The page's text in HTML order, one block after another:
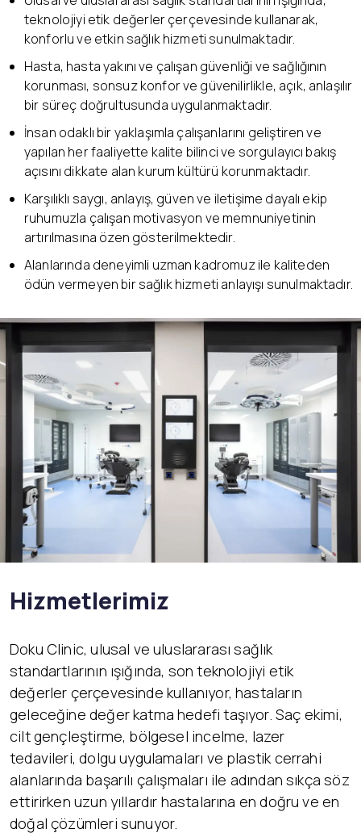
teknolojiyi etik değerler çerçevesinde kullanarak,
konforlu ve etkin sağlık hizmeti sunulmaktadır.
Hasta, hasta yakını ve çalışan güvenliği ve sağlığının
korunması, sonsuz konfor ve güvenilirlikle, açık, anlaşılır
bir süreç doğrultusunda uygulanmaktadır.
İnsan odaklı bir yaklaşımla çalışanlarını geliştiren ve
yapılan her faaliyette kalite bilinci ve sorgulayıcı bakış
açısını dikkate alan kurum kültürü korunmaktadır.
Karşılıklı saygı, anlayış, güven ve iletişime dayalı ekip
ruhumuzla çalışan motivasyon ve memnuniyetinin
artırılmasına özen gösterilmektedir.
Alanlarında deneyimli uzman kadromuz ile kaliteden
ödün vermeyen bir sağlık hizmeti anlayışı sunulmaktadır.
Hizmetlerimiz
Doku Clinic, ulusal ve uluslararası sağlık
standartlarının ışığında, son teknolojiyi etik
değerler çerçevesinde kullanıyor, hastaların
geleceğine değer katma hedefi taşıyor. Saç ekimi,
cilt gençleştirme, bölgesel incelme, lazer
tedavileri, dolgu uygulamaları ve plastik cerrahi
alanlarında başarılı çalışmaları ile adından sıkça söz
ettirirken uzun yıllardır hastalarına en doğru ve en
doğal çözümleri sunuyor.